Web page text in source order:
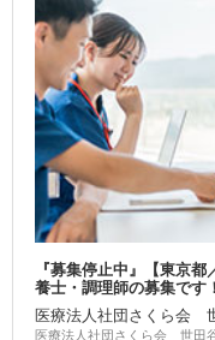
『募集停止中』【東京
養士・調理師の募集です！
医療法人社団さくら会
医療法人社団さくら会 世田